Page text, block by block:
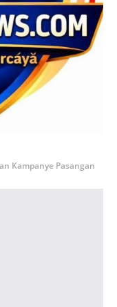
Kampanye Pasangan